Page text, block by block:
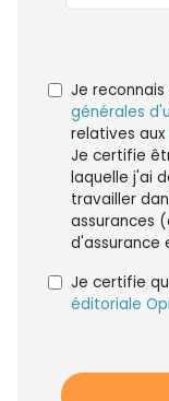
Je
générales
relatives aux
Je certifie
laquelle j'ai
travailler
assurances
d'assurance
Je certifie
éditoriale